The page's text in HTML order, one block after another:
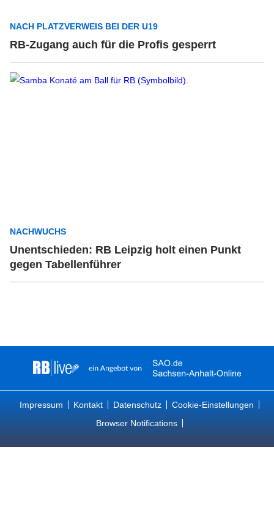
NACH PLATZVERWEIS BEI DER U19
RB-Zugang auch für die Profis gesperrt
NACHWUCHS
Unentschieden: RB Leipzig holt einen Punkt
gegen Tabellenführer
Impressum Kontakt Datenschutz
Cookie-Einstellungen
Browser Notifications